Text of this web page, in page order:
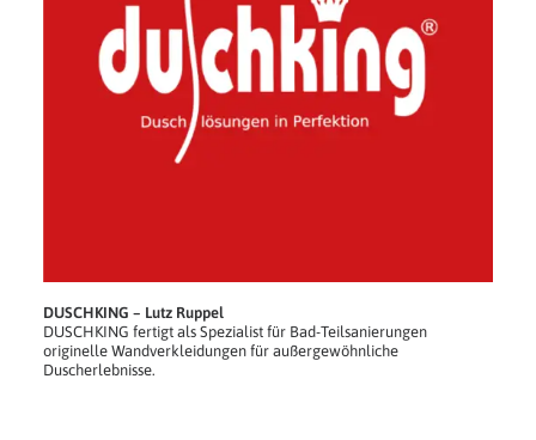
DUSCHKING – Lutz Ruppel
DUSCHKING fertigt als Spezialist für Bad-Teilsanierungen
originelle Wandverkleidungen für außergewöhnliche
Duscherlebnisse.